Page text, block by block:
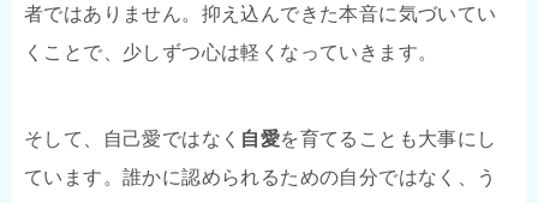
者ではありません。抑え込んできた本音に気づいてい
くことで、少しずつ心は軽くなっていきます。
そして、自己愛ではなく 自愛を育てることも大事にし
ています。誰かに認められるための自分ではなく、う